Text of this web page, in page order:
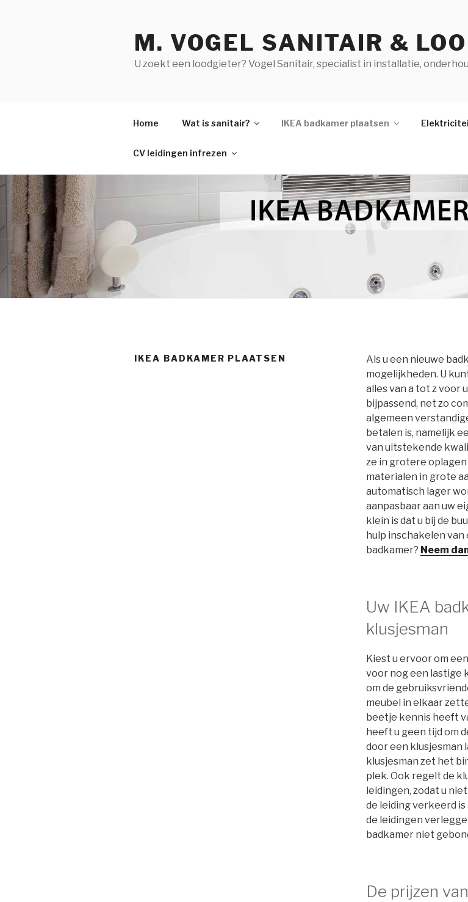
M. VOGEL SANITAIR &
U zoekt een loodgieter? Vogel Sanitair, specialist in installatie,
Home Wat is sanitair? IKEA badkamer plaatsen
CV leidingen infrezen
IKEA BADKAMER PLAATSEN
Als u een nieuwe
mogelijkheden. U
alles van a tot z voor
bijpassend, net zo
algemeen
betalen is, namelijk
van uitstekende
ze in grotere
materialen in grote
automatisch lager
aanpasbaar aan uw
klein is dat u bij de
hulp inschakelen van
badkamer? Neem
Uw IKEA
klusjesman
Kiest u ervoor om
voor nog een lastige
om de
meubel in elkaar
beetje kennis heeft
heeft u geen tijd om
door een klusjesman
klusjesman zet het
plek. Ook regelt de
leidingen, zodat u
de leiding verkeerd
de leidingen
badkamer niet
De prijzen